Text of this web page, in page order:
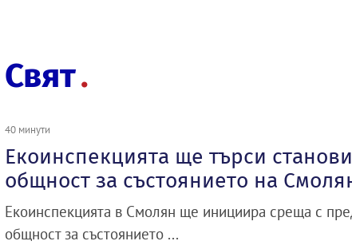
Свят
40 минути
Екоинспекцията ще търси
общност за състоянието на
Екоинспекцията в Смолян ще инициира среща с
общност за състоянието ...